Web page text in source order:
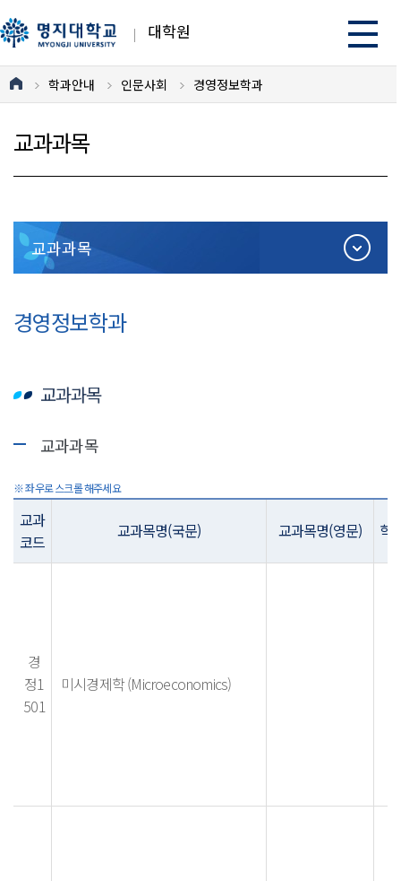
대학원
학과안내 인문사회 경영정보학과
교과과목
교과과목
경영정보학과
교과과목
교과과목
교과
코드
교과목명(국문) 교과목명(영문) 학
경
정1
501
미시경제학 (Microeconomics)